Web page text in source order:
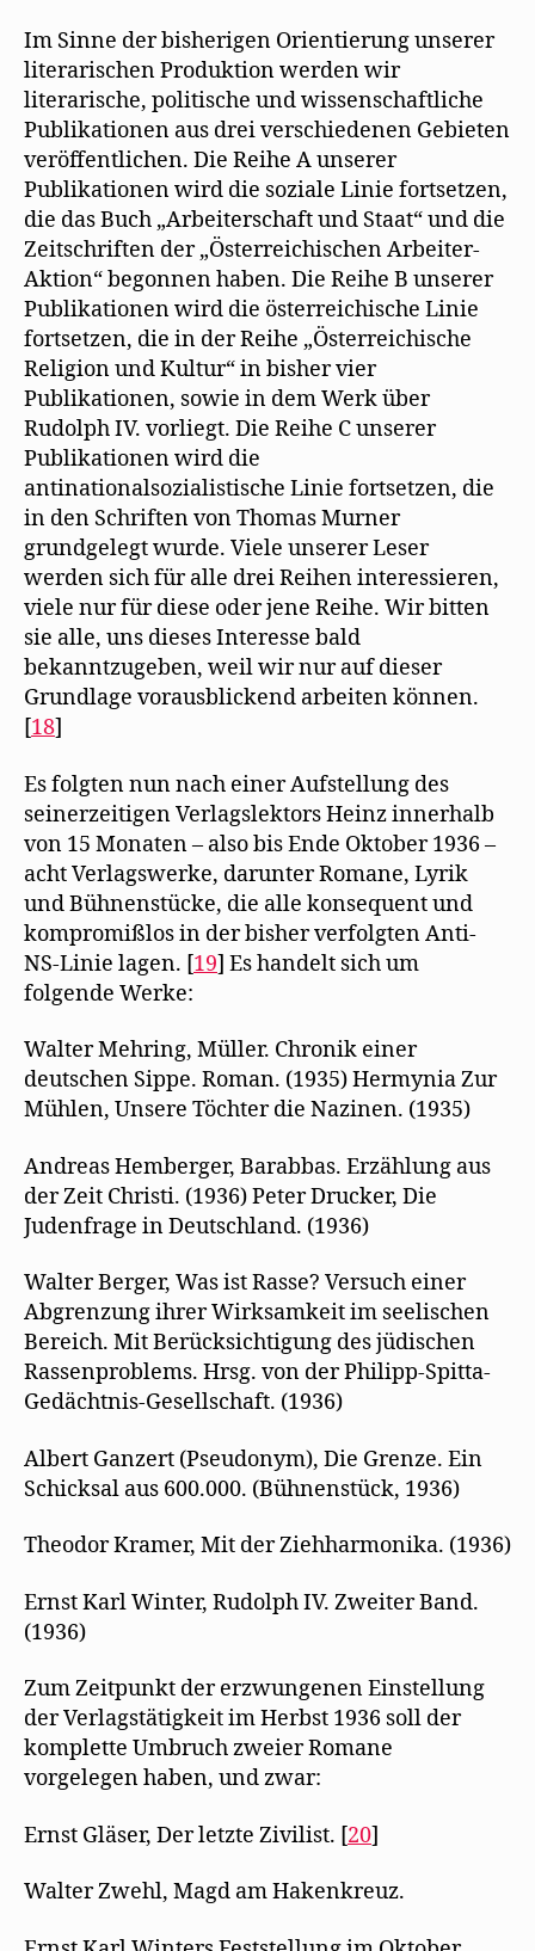
Im Sinne der bisherigen Orientierung unserer
literarischen Produktion werden wir
literarische, politische und wissenschaftliche
Publikationen aus drei verschiedenen Gebieten
veröffentlichen. Die Reihe A unserer
Publikationen wird die soziale Linie fortsetzen,
die das Buch „Arbeiterschaft und Staat“ und die
Zeitschriften der „Österreichischen Arbeiter-
Aktion“ begonnen haben. Die Reihe B unserer
Publikationen wird die österreichische Linie
fortsetzen, die in der Reihe „Österreichische
Religion und Kultur“ in bisher vier
Publikationen, sowie in dem Werk über
Rudolph IV. vorliegt. Die Reihe C unserer
Publikationen wird die
antinationalsozialistische Linie fortsetzen, die
in den Schriften von Thomas Murner
grundgelegt wurde. Viele unserer Leser
werden sich für alle drei Reihen interessieren,
viele nur für diese oder jene Reihe. Wir bitten
sie alle, uns dieses Interesse bald
bekanntzugeben, weil wir nur auf dieser
Grundlage vorausblickend arbeiten können.
[18]
Es folgten nun nach einer Aufstellung des
seinerzeitigen Verlagslektors Heinz innerhalb
von 15 Monaten – also bis Ende Oktober 1936 –
acht Verlagswerke, darunter Romane, Lyrik
und Bühnenstücke, die alle konsequent und
kompromißlos in der bisher verfolgten Anti-
NS-Linie lagen. [19] Es handelt sich um
folgende Werke:
Walter Mehring, Müller. Chronik einer
deutschen Sippe. Roman. (1935) Hermynia Zur
Mühlen, Unsere Töchter die Nazinen. (1935)
Andreas Hemberger, Barabbas. Erzählung aus
der Zeit Christi. (1936) Peter Drucker, Die
Judenfrage in Deutschland. (1936)
Walter Berger, Was ist Rasse? Versuch einer
Abgrenzung ihrer Wirksamkeit im seelischen
Bereich. Mit Berücksichtigung des jüdischen
Rassenproblems. Hrsg. von der Philipp-Spitta-
Gedächtnis-Gesellschaft. (1936)
Albert Ganzert (Pseudonym), Die Grenze. Ein
Schicksal aus 600.000. (Bühnenstück, 1936)
Theodor Kramer, Mit der Ziehharmonika. (1936)
Ernst Karl Winter, Rudolph IV. Zweiter Band.
(1936)
Zum Zeitpunkt der erzwungenen Einstellung
der Verlagstätigkeit im Herbst 1936 soll der
komplette Umbruch zweier Romane
vorgelegen haben, und zwar:
Ernst Gläser, Der letzte Zivilist. [20]
Walter Zwehl, Magd am Hakenkreuz.